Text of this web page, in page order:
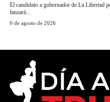
El candidato a gobernador de La Libertad
lanzará...
6 de agosto de 2026